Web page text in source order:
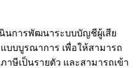
นการพัฒนาระบบบัญชีผู้เสีย
บบบูรณาการ เพื่อให้สามารถ
าษีเป็นรายตัว และสามารถเข้า